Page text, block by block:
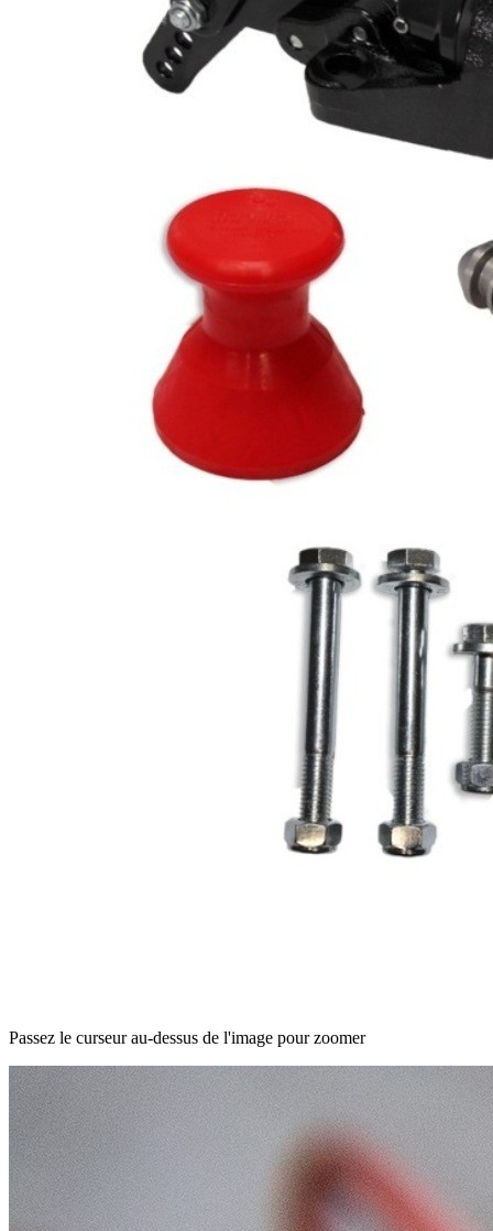
Passez le curseur au-dessus de l'image pour zoomer